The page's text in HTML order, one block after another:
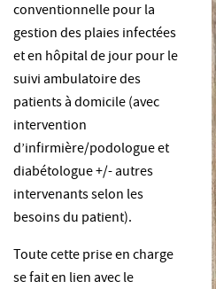
conventionnelle pour la
gestion des plaies infectées
et en hôpital de jour pour le
suivi ambulatoire des
patients à domicile (avec
intervention
d’infirmière/podologue et
diabétologue +/- autres
intervenants selon les
besoins du patient).
Toute cette prise en charge
se fait en lien avec le